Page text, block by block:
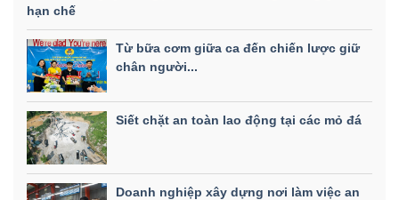
hạn chế
Từ bữa cơm giữa ca đến chiến lược giữ
chân người...
Siết chặt an toàn lao động tại các mỏ đá
Doanh nghiệp xây dựng nơi làm việc an